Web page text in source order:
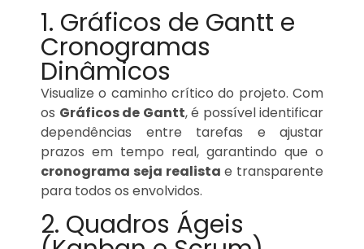
1. Gráficos de Gantt e
Cronogramas
Dinâmicos
Visualize o caminho crítico do projeto. Com
os Gráficos de Gantt, é possível identificar
dependências entre tarefas e ajustar
prazos em tempo real, garantindo que o
cronograma seja realista e transparente
para todos os envolvidos.
2. Quadros Ágeis